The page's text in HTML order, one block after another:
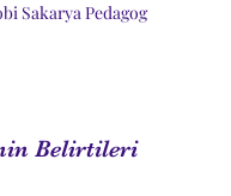
Sakarya Pedagog
Belirtileri